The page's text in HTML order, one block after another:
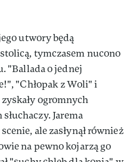
utwory będą
tymczasem nucono
"Ballada o jednej
"Chłopak z Woli" i
ogromnych
Jarema
ale zasłynął również
na pewno kojarzą go